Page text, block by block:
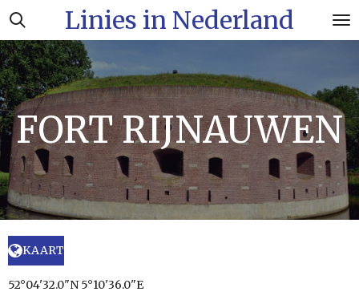
Ga
direct
naar
de
hoofdinhoud
Linies in Nederland
FORT RIJNAUWEN
KAART
52°04'32.0"N 5°10'36.0"E